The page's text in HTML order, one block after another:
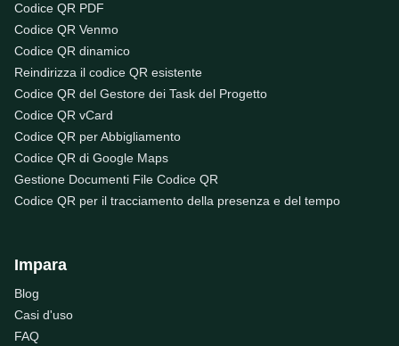
Codice QR PDF
Codice QR Venmo
Codice QR dinamico
Reindirizza il codice QR esistente
Codice QR del Gestore dei Task del Progetto
Codice QR vCard
Codice QR per Abbigliamento
Codice QR di Google Maps
Gestione Documenti File Codice QR
Codice QR per il tracciamento della presenza e del tempo
Impara
Blog
Casi d'uso
FAQ